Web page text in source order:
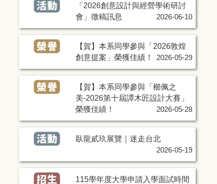
「2026創意設計與經營學術研討
會」徵稿訊息
2026-06-10
【賀】本系同學參與「2026敦煌
創意提案」榮獲佳績！
2026-05-29
【賀】本系同學參與「櫛佩之
美-2026第十屆譚木匠設計大賽」
榮獲佳績！
2026-05-28
臥龍貳玖展覽｜迷走台北
2026-05-19
115學年度大學申請入學面試時間